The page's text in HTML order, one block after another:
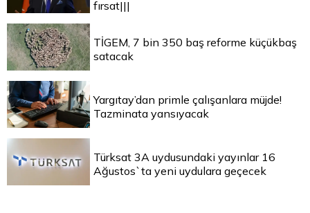
fırsat|||
TİGEM, 7 bin 350 baş reforme küçükbaş
satacak
Yargıtay’dan primle çalışanlara müjde!
Tazminata yansıyacak
Türksat 3A uydusundaki yayınlar 16
Ağustos`ta yeni uydulara geçecek